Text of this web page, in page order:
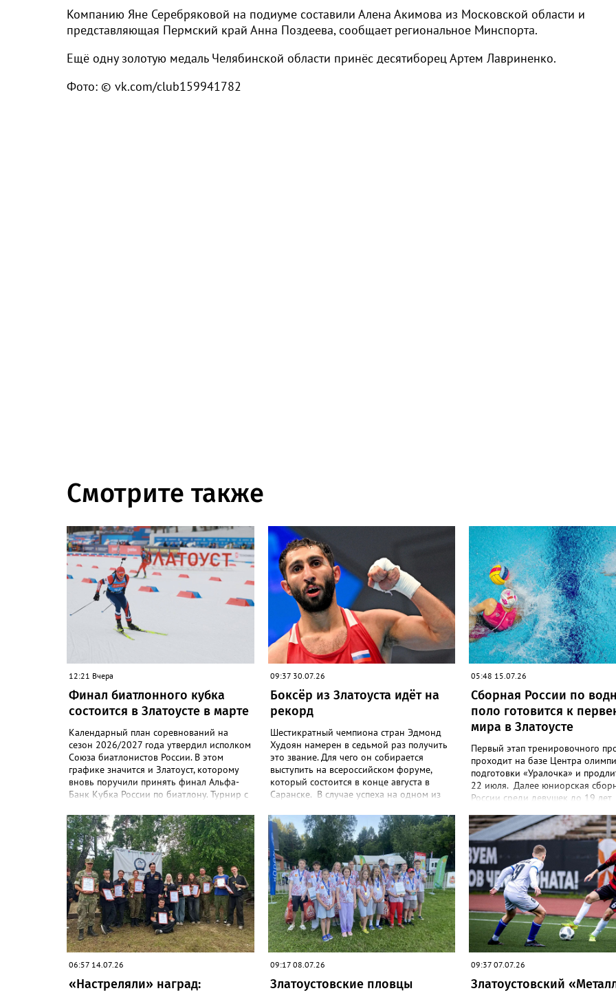
Компанию Яне Серебряковой на подиуме составили Алена Акимова из Московской области и
представляющая Пермский край Анна Поздеева, сообщает региональное Минспорта.
Ещё одну золотую медаль Челябинской области принёс десятиборец Артем Лавриненко.
Фото: © vk.com/club159941782
Смотрите также
12:21 Вчера
Финал биатлонного кубка
состоится в Златоусте в марте
Календарный план соревнований на
сезон 2026/2027 года утвердил исполком
Союза биатлонистов России. В этом
графике значится и Златоуст, которому
вновь поручили принять финал Альфа-
Банк Кубка России по биатлону. Турнир с
страны состоится с 1 по 8 марта 2027
года. В программе будут самые
зрелищные дисциплины: спринт, гонка
преследования и масс-старт.
09:37 30.07.26
Боксёр из Златоуста идёт на
рекорд
Шестикратный чемпиона стран Эдмонд
Худоян намерен в седьмой раз получить
это звание. Для чего он собирается
выступить на всероссийском форуме,
который состоится в конце августа в
Саранске. В случае успеха на одном из
останется всего шаг до рекорда тренера
национальной сборной Андрея
Замкового, который восемь раз
становился чемпионом России. 3 августа
боксёрский турнир Спартакиады народов
России стартует в Челябинске. На ринг ДС
«Юность» выйдут как сильнейшие
мужчины, так и женщины — лидеры
национальной сборной. Они разыграют
13 комплектов наград.
05:48 15.07.26
Сборная России по
поло готовится к
мира в Златоусте
Первый этап тренировочного
проходит на базе Центра
подготовки «Уралочка» и
22 июля. Далее юниорская
России среди девушек до 19 лет
продолжит оттачивать
августа. Финальный этап
запланирован на
«Озеро Круглое» до 13
форум стартует через день в
городе Пуэрто-де-ла-Крус.
Национальную сборную на этом
возглавит тренер златоустовской
«Уралочки» Дмитрий Андреев.
06:57 14.07.26
«Настреляли» наград:
09:17 08.07.26
Златоустовские пловцы
09:37 07.07.26
Златоустовский